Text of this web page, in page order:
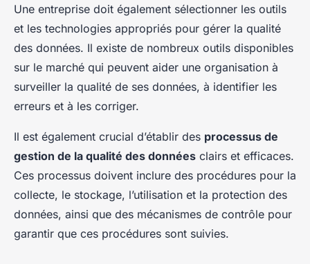
Une entreprise doit également sélectionner les outils
et les technologies appropriés pour gérer la qualité
des données. Il existe de nombreux outils disponibles
sur le marché qui peuvent aider une organisation à
surveiller la qualité de ses données, à identifier les
erreurs et à les corriger.
Il est également crucial d’établir des processus de
gestion de la qualité des données clairs et efficaces.
Ces processus doivent inclure des procédures pour la
collecte, le stockage, l’utilisation et la protection des
données, ainsi que des mécanismes de contrôle pour
garantir que ces procédures sont suivies.